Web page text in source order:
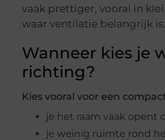
vaak prettiger, vooral in
waar ventilatie belangrijk is.
Wanneer kies je
richting?
Kies vooral voor een
je het raam vaak opent
je weinig ruimte rond